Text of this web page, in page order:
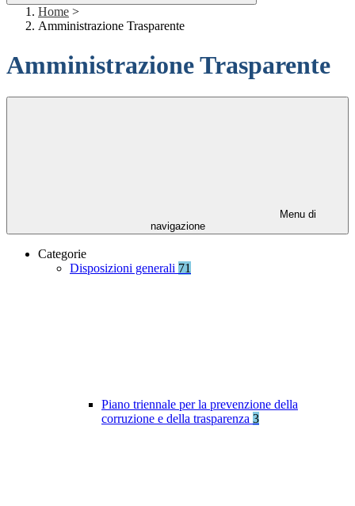
Home >
Amministrazione Trasparente
Amministrazione Trasparente
Menu di
navigazione
Categorie
Disposizioni generali 71
Piano triennale per la prevenzione della
corruzione e della trasparenza 3